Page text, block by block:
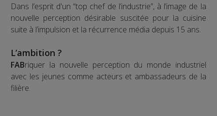
Dans l’esprit d'un “top chef de l’industrie”, à l’image de la
nouvelle perception désirable suscitée pour la cuisine
suite à l’impulsion et la récurrence média depuis 15 ans.
L’ambition ?
FABriquer la nouvelle perception du monde industriel
avec les jeunes comme acteurs et ambassadeurs de la
filière.